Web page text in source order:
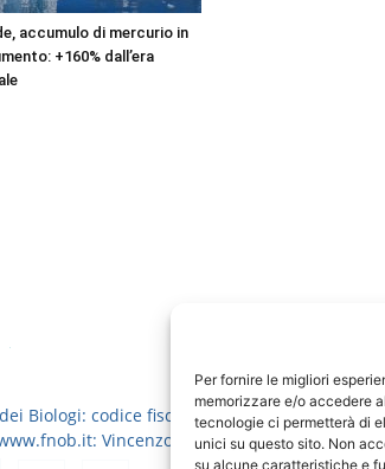
Per fornire le migliori
memorizzare e/o accedere
tecnologie ci permetterà di
unici su questo sito. Non
su alcune caratteristiche e
accumulo di mercurio in
+160% dall’era
Biologi: codice fiscale 80069130583
Vincenzo D'Anna